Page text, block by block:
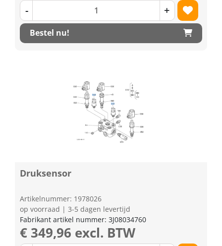
- +
Bestel nu!
Druksensor
Artikelnummer: 1978026
op voorraad | 3-5 dagen levertijd
Fabrikant artikel nummer: 3J08034760
€ 349,96 excl. BTW